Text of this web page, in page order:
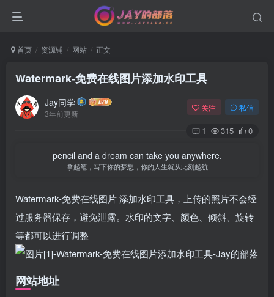
首页 资源铺 网站 正文
Watermark-免费在线图片添加水印工具
Jay同学
3年前更新
关注 私信
1 315 0
pencil and a dream can take you anywhere.
拿起笔，写下你的梦想，你的人生就从此刻起航
Watermark-免费在线图片 添加水印工具，上传的照片不会经
过服务器保存，避免泄露。水印的文字、颜色、倾斜、旋转
等都可以进行调整
网站地址